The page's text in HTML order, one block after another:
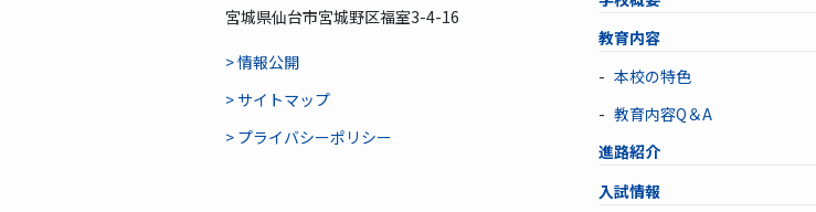
宮城県仙台市宮城野区福室3-4-16
> 情報公開
> サイトマップ
> プライバシーポリシー
教育内容
本校の特色
教育内容Q＆A
進路紹介
入試情報